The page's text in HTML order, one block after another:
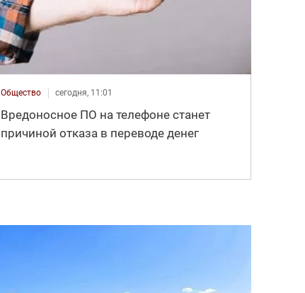
Общество сегодня, 11:01
Вредоносное ПО на телефоне станет
причиной отказа в переводе денег